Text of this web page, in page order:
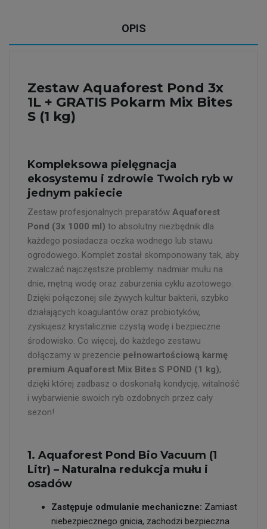
OPIS
Zestaw Aquaforest Pond 3x
1L + GRATIS Pokarm Mix Bites
S (1 kg)
Kompleksowa pielęgnacja
ekosystemu i zdrowie Twoich ryb w
jednym pakiecie
Zestaw profesjonalnych preparatów Aquaforest
Pond (3x 1000 ml) to absolutny niezbędnik dla
każdego posiadacza oczka wodnego lub stawu
ogrodowego. Komplet został skomponowany tak, aby
zwalczać najczęstsze problemy: nadmiar mułu na
dnie, mętną wodę oraz zaburzenia cyklu azotowego.
Dzięki połączonej sile żywych kultur bakterii, szybko
działających koagulantów oraz probiotyków,
zyskujesz krystalicznie czystą wodę i bezpieczne
środowisko. Co więcej, do każdego zestawu
dołączamy w prezencie pełnowartościową karmę
premium Aquaforest Mix Bites S POND (1 kg),
dzięki której zadbasz o doskonałą kondycję, witalność
i wybarwienie swoich ryb ozdobnych przez cały
sezon!
1. Aquaforest Pond Bio Vacuum (1
Litr) – Naturalna redukcja mułu i
osadów
Zastępuje odmulanie mechaniczne: Zamiast
niebezpiecznego gnicia, zachodzi bezpieczna